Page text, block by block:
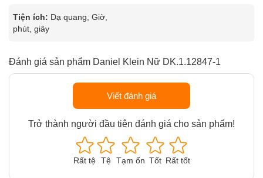
Tiện ích: Dạ quang, Giờ,
phút, giây
Đánh giá sản phẩm Daniel Klein Nữ DK.1.12847-1
Viết đánh giá
Trở thành người đầu tiên đánh giá cho sản phẩm!
Rất tệ Tệ Tạm ổn Tốt Rất tốt